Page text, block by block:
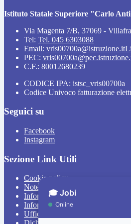
Istituto Statale Superiore "Carlo
Via Magenta 7/B, 37069 -
Tel: Tel. 045 6303088
Email: vris00700a@istruzione.it
PEC:
C.F.: 80012680239
CODICE IPA: istsc_vris00700a
Codice Univoco fatturazione
Seguici su
Facebook
Instagram
Sezione Link Utili
Cookie policy
Note legali
Informativa Privacy
Informativa Privacy chatbot Jobi
Ufficio Relazioni con il Pubblico